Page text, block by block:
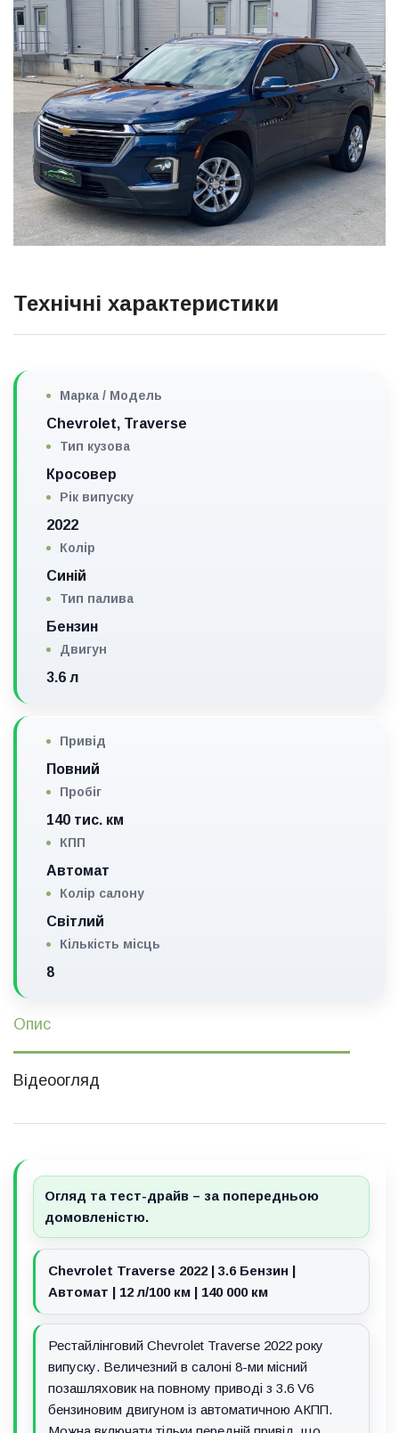
Технічні характеристики
Марка / Модель
Chevrolet, Traverse
Тип кузова
Кросовер
Рік випуску
2022
Колір
Синій
Тип палива
Бензин
Двигун
3.6 л
Привід
Повний
Пробіг
140 тис. км
КПП
Автомат
Колір салону
Світлий
Кількість місць
8
Опис
Відеоогляд
Огляд та тест-драйв – за попередньою
домовленістю.
Chevrolet Traverse 2022 | 3.6 Бензин |
Автомат | 12 л/100 км | 140 000 км
Рестайлінговий Chevrolet Traverse 2022 року
випуску. Величезний в салоні 8-ми місний
позашляховик на повному приводі з 3.6 V6
бензиновим двигуном із автоматичною АКПП.